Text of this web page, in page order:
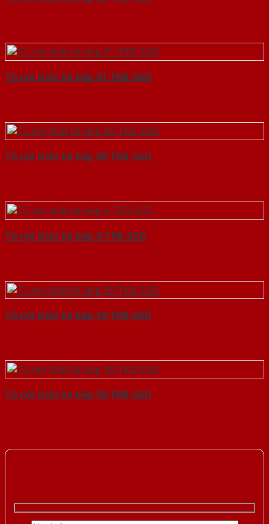
Tủ nội thất kệ bếp 61-TKB-SGD
Tủ nội thất kệ bếp 60-TKB-SGD
Tủ nội thất kệ bếp 6-TKB-SGD
Tủ nội thất kệ bếp 59-TKB-SGD
Tủ nội thất kệ bếp 58-TKB-SGD